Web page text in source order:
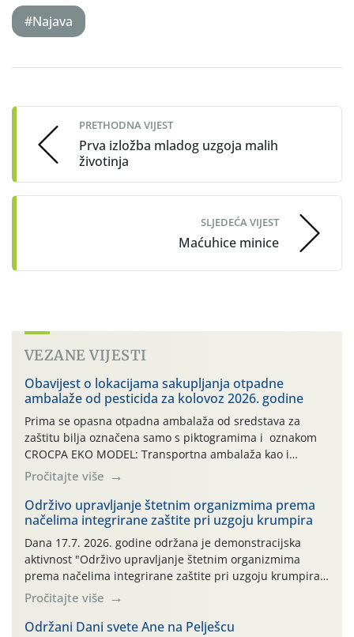
#Najava
navigation
PRETHODNA VIJEST
Prva izložba mladog uzgoja malih
životinja
SLJEDEĆA VIJEST
Maćuhice minice
VEZANE VIJESTI
Obavijest o lokacijama sakupljanja otpadne
ambalaže od pesticida za kolovoz 2026. godine
Prima se opasna otpadna ambalaža od sredstava za
zaštitu bilja označena samo s piktogramima i oznakom
CROCPA EKO MODEL: Transportna ambalaža kao i
ambalaža drugih proizvoda koji nisu sredstva za zaštitu
bilja (npr. ambalaža od mineralnih gnojiva,) se ne
prihvaća. Korisnicima je osiguran besplatni povrat
prazne ambalaže isključivo ovih tvrtki: AGROCHEM-MAKS,
AGRONOM, ALBAUGH TKI* (PINUS […]
Pročitajte više
Održivo upravljanje štetnim organizmima prema
načelima integrirane zaštite pri uzgoju krumpira
Dana 17.7. 2026. godine održana je demonstracijska
aktivnost "Održivo upravljanje štetnim organizmima
prema načelima integrirane zaštite pri uzgoju krumpira"
na pokusnom polju "Poredje", kraj naselja Belica (ARKOD
parcela ID 2445031) (središnji dio Međimurske županije).
Pročitajte više
Održani Dani svete Ane na Pelješcu